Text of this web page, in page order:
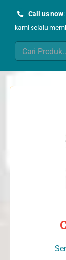
Call us now:
kami selalu
Search
for: